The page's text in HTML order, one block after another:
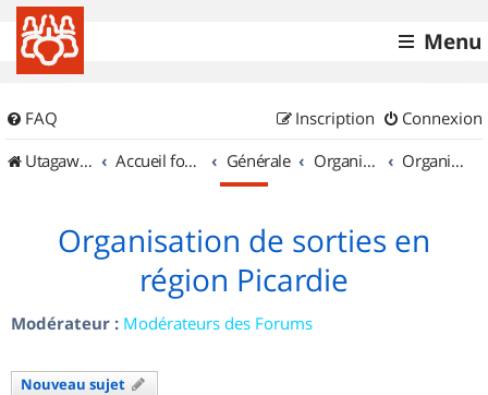
Menu
FAQ Connexion
Inscription
UtagawaVTT (Randos VTT et VTTAE avec traces GPS)
Accueil forum Générale Organisation de sorties & Recherche de partenaires Organisation de sorties en région Picardie
Organisation de sorties en
région Picardie
Modérateur : Modérateurs des Forums
Nouveau sujet